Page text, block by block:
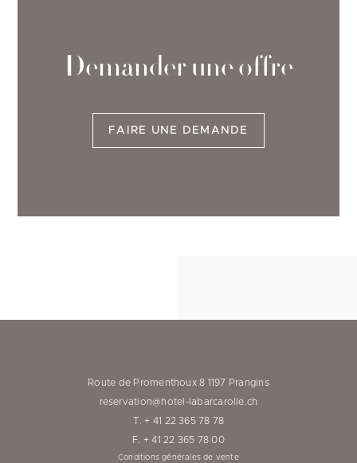
Demander une offre
FAIRE UNE DEMANDE
Route de Promenthoux 8 1197 Prangins
reservation@hotel-labarcarolle.ch
T. + 41 22 365 78 78
F. + 41 22 365 78 00
Conditions générales de vente